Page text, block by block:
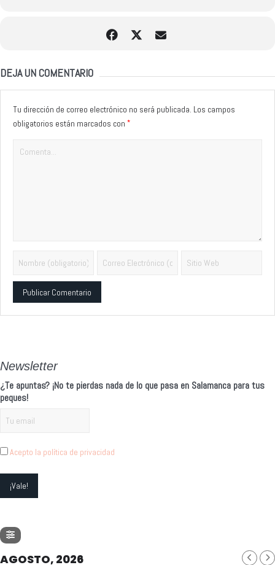
DEJA UN COMENTARIO
Tu dirección de correo electrónico no será publicada. Los campos
obligatorios están marcados con *
Newsletter
¿Te apuntas? ¡No te pierdas nada de lo que pasa en Salamanca para tus
peques!
Acepto la política de privacidad
AGOSTO, 2026